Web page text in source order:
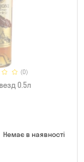
(0)
0.5л
Немає в наявності